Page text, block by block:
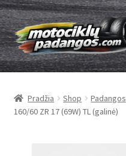
Pereiti
prie
meniu
Pereiti
prie
turinio
Padangos
Kameros
Pradžia Shop Padangos
160/60 ZR 17 (69W) TL (galinė)